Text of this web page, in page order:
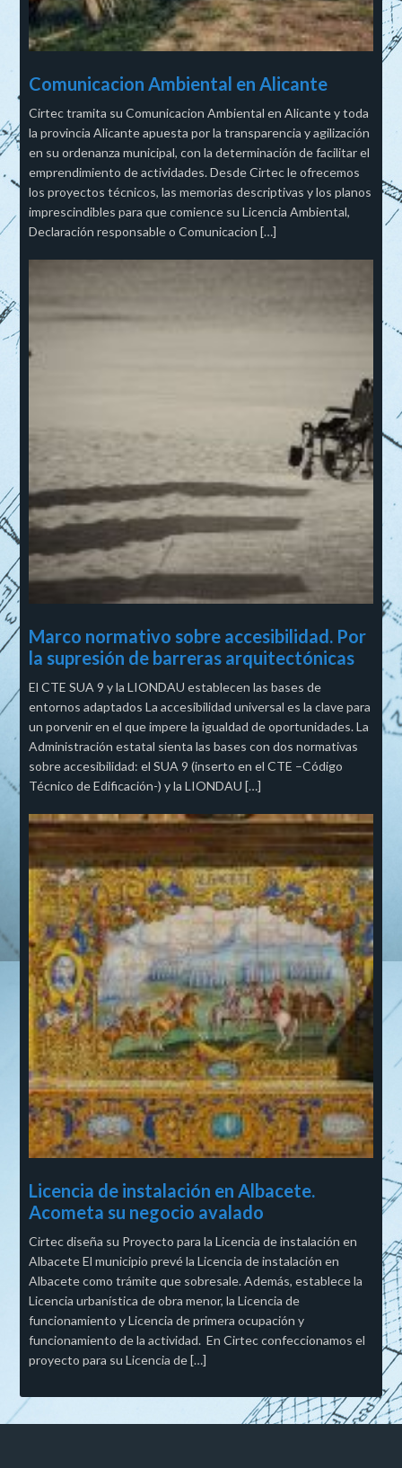
Comunicacion Ambiental en Alicante
Cirtec tramita su Comunicacion Ambiental en Alicante y toda
la provincia Alicante apuesta por la transparencia y agilización
en su ordenanza municipal, con la determinación de facilitar el
emprendimiento de actividades. Desde Cirtec le ofrecemos
los proyectos técnicos, las memorias descriptivas y los planos
imprescindibles para que comience su Licencia Ambiental,
Declaración responsable o Comunicacion […]
Marco normativo sobre accesibilidad. Por
la supresión de barreras arquitectónicas
El CTE SUA 9 y la LIONDAU establecen las bases de
entornos adaptados La accesibilidad universal es la clave para
un porvenir en el que impere la igualdad de oportunidades. La
Administración estatal sienta las bases con dos normativas
sobre accesibilidad: el SUA 9 (inserto en el CTE –Código
Técnico de Edificación-) y la LIONDAU […]
Licencia de instalación en Albacete.
Acometa su negocio avalado
Cirtec diseña su Proyecto para la Licencia de instalación en
Albacete El municipio prevé la Licencia de instalación en
Albacete como trámite que sobresale. Además, establece la
Licencia urbanística de obra menor, la Licencia de
funcionamiento y Licencia de primera ocupación y
funcionamiento de la actividad. En Cirtec confeccionamos el
proyecto para su Licencia de […]